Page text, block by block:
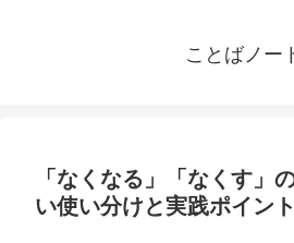
ことばノー
「なくなる」「なくす」
い使い分けと実践ポイント